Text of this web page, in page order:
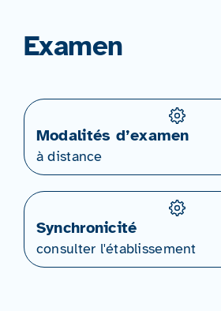
Examen
Modalités d’examen
à distance
Synchronicité
consulter l'établissement